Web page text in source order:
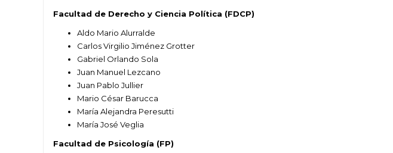
Facultad de Derecho y Ciencia Política (FDCP)
Aldo Mario Alurralde
Carlos Virgilio Jiménez Grotter
Gabriel Orlando Sola
Juan Manuel Lezcano
Juan Pablo Jullier
Mario César Barucca
María Alejandra Peresutti
María José Veglia
Facultad de Psicología (FP)